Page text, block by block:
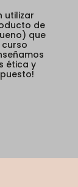
utilizar
de
que
ética y